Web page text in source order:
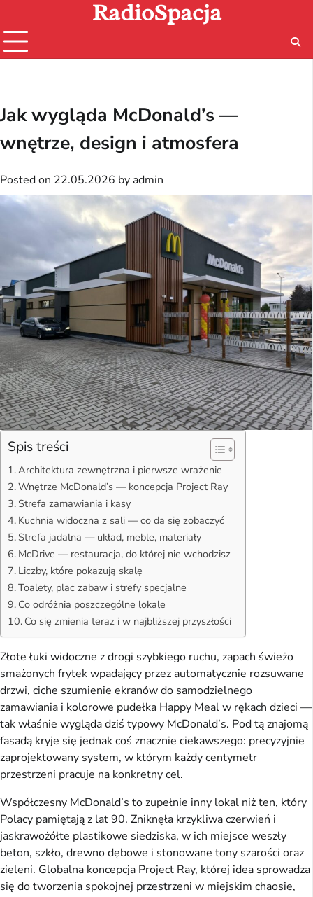
content
RadioSpacja
Jak wygląda McDonald’s —
wnętrze, design i atmosfera
Posted on 22.05.2026 by admin
Spis treści
Architektura zewnętrzna i pierwsze wrażenie
Wnętrze McDonald’s — koncepcja Project Ray
Strefa zamawiania i kasy
Kuchnia widoczna z sali — co da się zobaczyć
Strefa jadalna — układ, meble, materiały
McDrive — restauracja, do której nie wchodzisz
Liczby, które pokazują skalę
Toalety, plac zabaw i strefy specjalne
Co odróżnia poszczególne lokale
Co się zmienia teraz i w najbliższej przyszłości
Złote łuki widoczne z drogi szybkiego ruchu, zapach świeżo
smażonych frytek wpadający przez automatycznie rozsuwane
drzwi, ciche szumienie ekranów do samodzielnego
zamawiania i kolorowe pudełka Happy Meal w rękach dzieci —
tak właśnie wygląda dziś typowy McDonald’s. Pod tą znajomą
fasadą kryje się jednak coś znacznie ciekawszego: precyzyjnie
zaprojektowany system, w którym każdy centymetr
przestrzeni pracuje na konkretny cel.
Współczesny McDonald’s to zupełnie inny lokal niż ten, który
Polacy pamiętają z lat 90. Zniknęła krzykliwa czerwień i
jaskrawożółte plastikowe siedziska, w ich miejsce weszły
beton, szkło, drewno dębowe i stonowane tony szarości oraz
zieleni. Globalna koncepcja Project Ray, której idea sprowadza
się do tworzenia spokojnej przestrzeni w miejskim chaosie,